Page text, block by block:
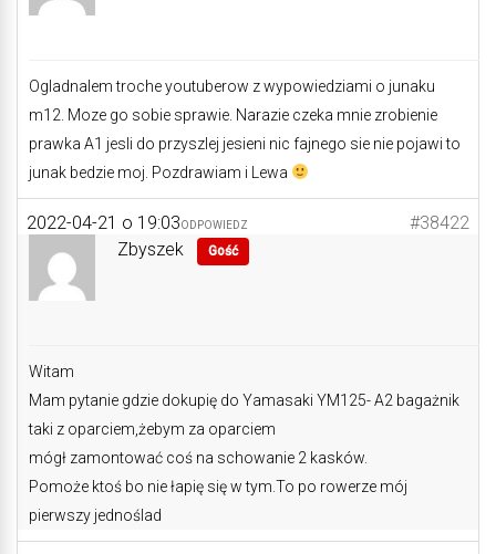
Ogladnalem troche youtuberow z wypowiedziami o junaku
m12. Moze go sobie sprawie. Narazie czeka mnie zrobienie
prawka A1 jesli do przyszlej jesieni nic fajnego sie nie pojawi to
junak bedzie moj. Pozdrawiam i Lewa
2022-04-21 o 19:03 #38422
ODPOWIEDZ
Zbyszek Gość
Witam
Mam pytanie gdzie dokupię do Yamasaki YM125- A2 bagażnik
taki z oparciem,żebym za oparciem
mógł zamontować coś na schowanie 2 kasków.
Pomoże ktoś bo nie łapię się w tym.To po rowerze mój
pierwszy jednoślad